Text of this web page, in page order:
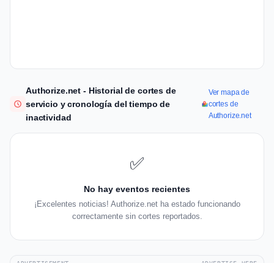
Authorize.net - Historial de cortes de
servicio y cronología del tiempo de
inactividad
Ver mapa de
cortes de
Authorize.net
✅
No hay eventos recientes
¡Excelentes noticias! Authorize.net ha estado funcionando
correctamente sin cortes reportados.